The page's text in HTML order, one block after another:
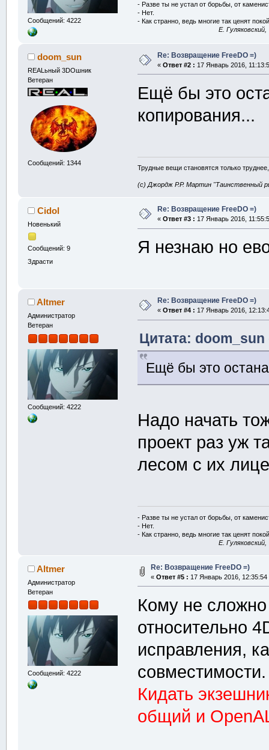
Сообщений: 4222
- Разве ты не устал от борьбы, от
- Нет.
- Как странно, ведь многие так ценят
E.
doom_sun
REALьный 3DOшник
Ветеран
Сообщений: 1344
Re: Возвращение FreeDO =)
« Ответ #2 : 17 Январь 2016,
Ещё бы это
копирования...
Трудные вещи становятся только
(с) Джордж Р.Р. Мартин "Таинственный
Cidol
Новенький
Сообщений: 9
Здрасти
Re: Возвращение FreeDO =)
« Ответ #3 : 17 Январь 2016,
Я незнаю но
Altmer
Администратор
Ветеран
Сообщений: 4222
Re: Возвращение FreeDO =)
« Ответ #4 : 17 Январь 2016,
Цитата: doom_sun
Ещё бы это
Надо начать
проект раз уж
лесом с их
- Разве ты не устал от борьбы, от
- Нет.
- Как странно, ведь многие так ценят
E.
Altmer
Администратор
Ветеран
Сообщений: 4222
Re: Возвращение FreeDO =)
« Ответ #5 : 17 Январь 2016, 12:35:54
Кому не сложно
относительно
исправления,
совместимости.
Кидать
общий и